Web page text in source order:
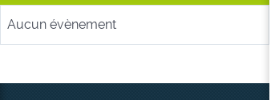
Aucun évènement